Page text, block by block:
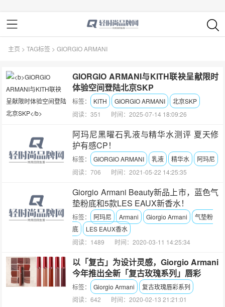
主页 >TAG标签 > GIORGIO ARMANI
GIORGIO ARMANI与KITH联袂呈献限时
体验空间登陆北京SKP
标签： KITH GIORGIO ARMANI
北京SKP
阅读：351
时间：2025-07-14 18:09:26
阿玛尼黑曜石乳液与精华水测评 夏天修
护有感CP！
标签： GIORGIO ARMANI 乳液 精华水
阿玛尼
阅读：706
时间：2021-05-22 14:25:35
Giorgio Armani Beauty新品上市，蓝色气
垫粉底和5款LES EAUX新香水！
标签： 阿玛尼 Armani Giorgio Armani
气垫粉
底
LES EAUX香水
阅读：1489
时间：2020-03-11 14:25:34
以「复古」为设计灵感，Giorgio Armani
今年推出全新「复古玫瑰系列」唇彩
标签： Giorgio Armani
复古玫瑰唇彩系列
阅读：642
时间：2020-02-13 21:21:01